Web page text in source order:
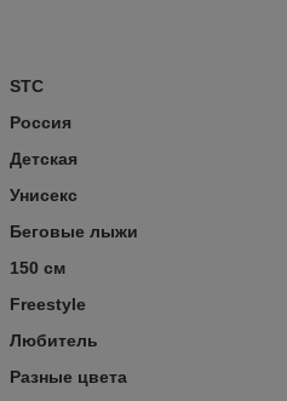
STC
Россия
Детская
Унисекс
Беговые лыжи
150 см
Freestyle
Любитель
Разные цвета